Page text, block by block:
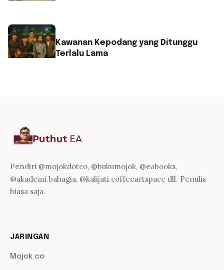
Kawanan Kepodang yang Ditunggu
Terlalu Lama
Pendiri @mojokdotco, @bukumojok, @eabooks,
@akademi.bahagia, @kalijati.coffeeartspace dll. Penulis
biasa saja.
JARINGAN
Mojok.co